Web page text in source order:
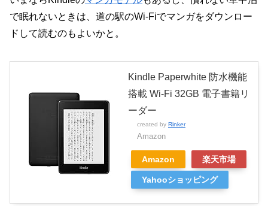
で眠れないときは、道の駅のWi-Fiでマンガをダウンロー
ドして読むのもよいかと。
Kindle Paperwhite 防水機能
搭載 Wi-Fi 32GB 電子書籍リ
ーダー
created by Rinker
Amazon
Amazon 楽天市場
Yahooショッピング